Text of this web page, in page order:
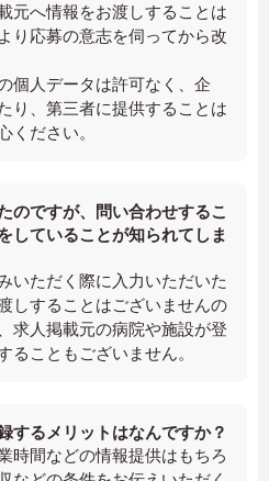
元へ情報をお渡しすることは
り応募の意志を伺ってから改
個人データは許可なく、企
り、第三者に提供することは
ください。
のですが、問い合わせするこ
していることが知られてしま
いただく際に入力いただいた
しすることはございませんの
求人掲載元の病院や施設が登
ることもございません。
するメリットはなんですか？
時間などの情報提供はもちろ